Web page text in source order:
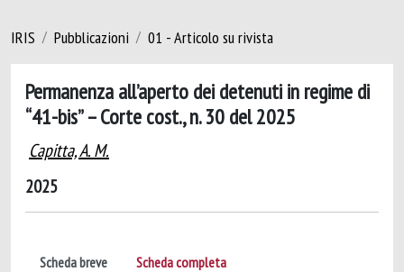
IRIS Pubblicazioni 01 - Articolo su rivista
Permanenza all’aperto dei detenuti in regime di
“41-bis” – Corte cost., n. 30 del 2025
Capitta, A. M.
2025
Scheda breve Scheda completa